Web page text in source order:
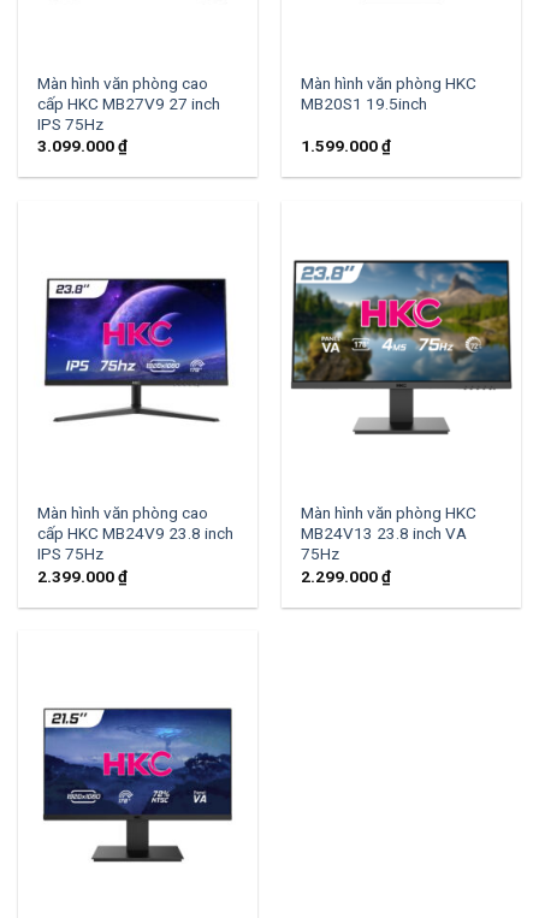
Màn hình văn phòng cao
cấp HKC MB27V9 27 inch
IPS 75Hz
3.099.000₫
Màn hình văn phòng HKC
MB20S1 19.5inch
1.599.000₫
Màn hình văn phòng cao
cấp HKC MB24V9 23.8 inch
IPS 75Hz
2.399.000₫
Màn hình văn phòng HKC
MB24V13 23.8 inch VA
75Hz
2.299.000₫